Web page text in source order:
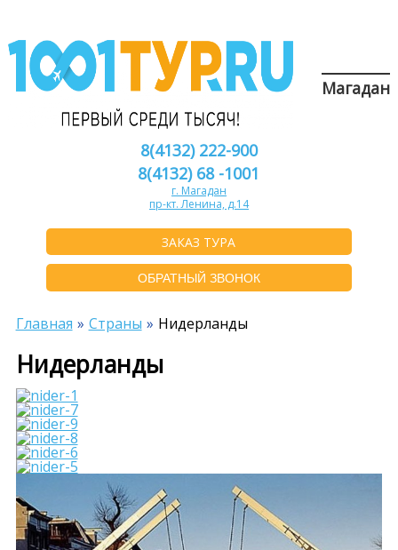
Магадан
ЗАКАЗ ТУРА
ОБРАТНЫЙ ЗВОНОК
8(4132) 222-900
8(4132) 68 -1001
г. Магадан
пр-кт. Ленина, д.14
Главная Страны Нидерланды
Нидерланды